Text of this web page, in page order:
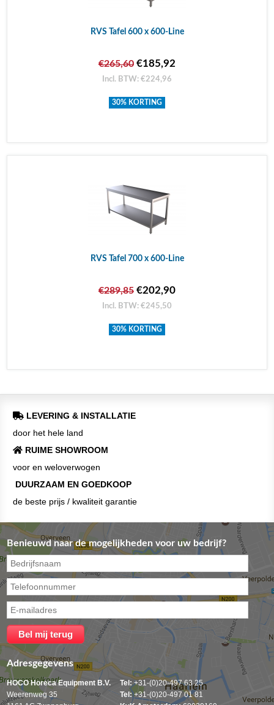
RVS Tafel 600 x 600-Line
€265,60 €185,92
Incl. BTW: €224,96
30% KORTING
RVS Tafel 700 x 600-Line
€289,85 €202,90
Incl. BTW: €245,50
30% KORTING
LEVERING & INSTALLATIE
door het hele land
RUIME SHOWROOM
voor en weloverwogen
DUURZAAM EN GOEDKOOP
de beste prijs / kwaliteit garantie
Benieuwd naar de mogelijkheden voor uw bedrijf?
Adresgegevens
HOCO Horeca Equipment B.V.
Weerenweg 35
Tel: +31-(0)20-497 63 25
Tel:+31-(0)20-497 01 81